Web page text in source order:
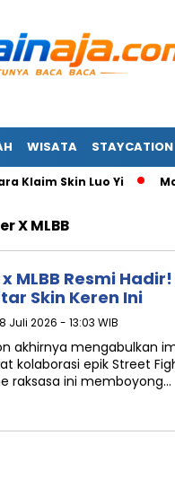
WISATA STAYCATION
Skin Luo Yi
X MLBB
MLBB Resmi
Skin Keren Ini
Juli 2026 - 13:03 WIB
akhirnya mengabulkan
kolaborasi epik Street
raksasa ini memboyong…